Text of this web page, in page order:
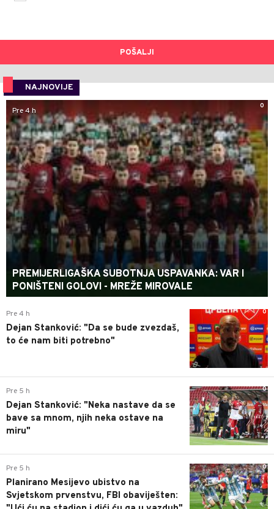
POŠALJI
NAJNOVIJE
0
Pre 4 h
PREMIJERLIGAŠKA SUBOTNJA USPAVANKA: VAR I
PONIŠTENI GOLOVI - MREŽE MIROVALE
0
Pre 4 h
Dejan Stanković: "Da se bude zvezdaš,
to će nam biti potrebno"
0
Pre 5 h
Dejan Stanković: "Neka nastave da se
bave sa mnom, njih neka ostave na
miru"
0
Pre 5 h
Planirano Mesijevo ubistvo na
Svjetskom prvenstvu, FBI obaviješten: